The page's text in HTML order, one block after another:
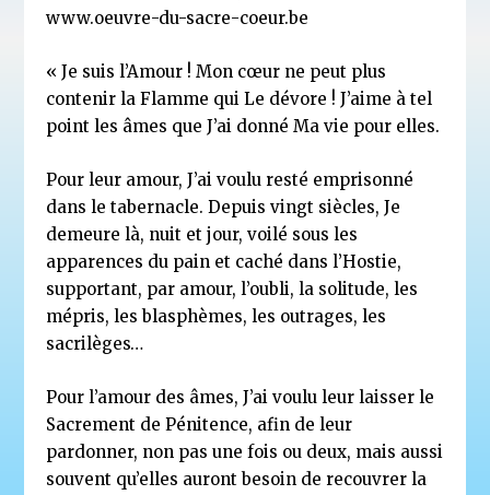
www.oeuvre-du-sacre-coeur.be
« Je suis l’Amour ! Mon cœur ne peut plus
contenir la Flamme qui Le dévore ! J’aime à tel
point les âmes que J’ai donné Ma vie pour elles.
Pour leur amour, J’ai voulu resté emprisonné
dans le tabernacle. Depuis vingt siècles, Je
demeure là, nuit et jour, voilé sous les
apparences du pain et caché dans l’Hostie,
supportant, par amour, l’oubli, la solitude, les
mépris, les blasphèmes, les outrages, les
sacrilèges…
Pour l’amour des âmes, J’ai voulu leur laisser le
Sacrement de Pénitence, afin de leur
pardonner, non pas une fois ou deux, mais aussi
souvent qu’elles auront besoin de recouvrer la